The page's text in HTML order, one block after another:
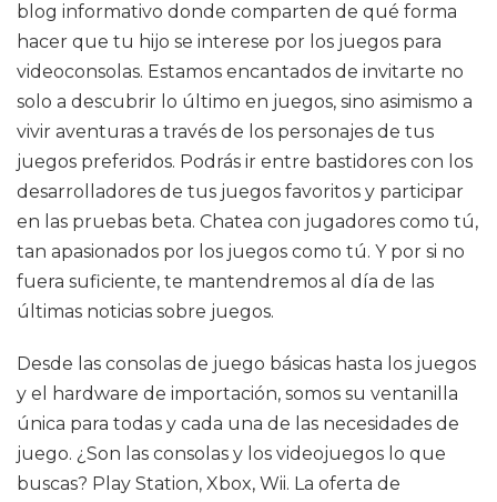
blog informativo donde comparten de qué forma
hacer que tu hijo se interese por los juegos para
videoconsolas. Estamos encantados de invitarte no
solo a descubrir lo último en juegos, sino asimismo a
vivir aventuras a través de los personajes de tus
juegos preferidos. Podrás ir entre bastidores con los
desarrolladores de tus juegos favoritos y participar
en las pruebas beta. Chatea con jugadores como tú,
tan apasionados por los juegos como tú. Y por si no
fuera suficiente, te mantendremos al día de las
últimas noticias sobre juegos.
Desde las consolas de juego básicas hasta los juegos
y el hardware de importación, somos su ventanilla
única para todas y cada una de las necesidades de
juego. ¿Son las consolas y los videojuegos lo que
buscas? Play Station, Xbox, Wii. La oferta de